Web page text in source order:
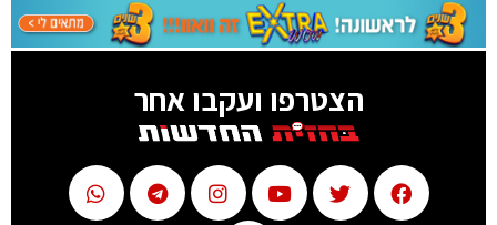
הצטרפו ועקבו אחר